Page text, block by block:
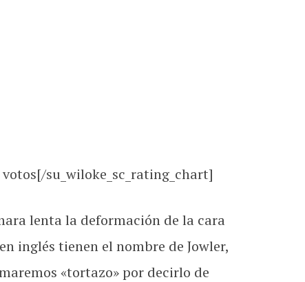
votos[/su_wiloke_sc_rating_chart]
lenta la deformación de la cara
inglés tienen el nombre de Jowler,
«tortazo» por decirlo de